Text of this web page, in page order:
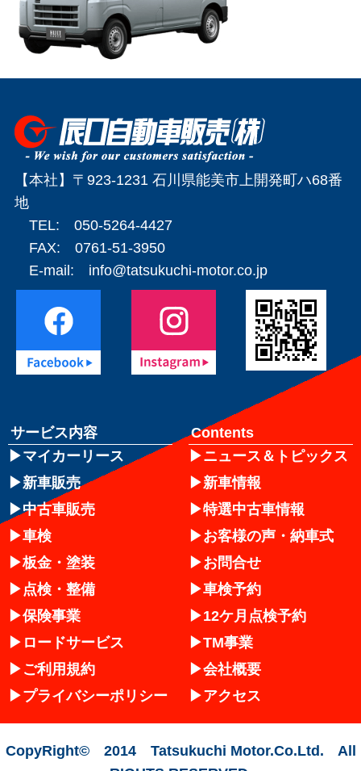
【本社】〒923-1231 石川県能美市上開発町ハ68番
地
TEL: 050-5264-4427
FAX: 0761-51-3950
E-mail: info@tatsukuchi-motor.co.jp
サービス内容
マイカーリース
新車販売
中古車販売
車検
板金・塗装
点検・整備
保険事業
ロードサービス
ご利用規約
プライバシーポリシー
Contents
ニュース＆トピックス
新車情報
特選中古車情報
お客様の声・納車式
お問合せ
車検予約
12ケ月点検予約
TM事業
会社概要
アクセス
CopyRight© 2014 Tatsukuchi Motor.Co.Ltd. All